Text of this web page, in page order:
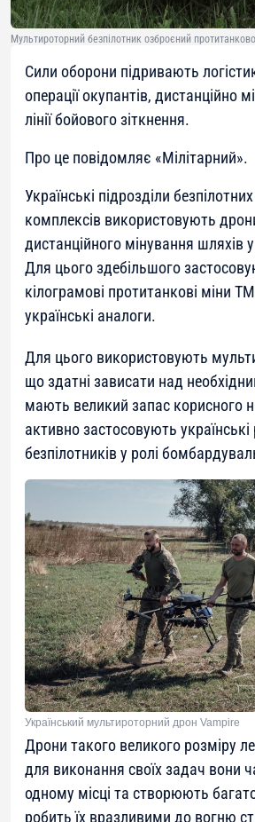
Мультироторний безпілотник озброєний
Сили оборони підривають
операції окупантів, дистанційно
лінії бойового зіткнення.
Про це повідомляє «Мілітарний».
Українські підрозділи
комплексів використовують
дистанційного мінування шляхів
Для цього здебільшого
кілограмові протитанкові міни
українські аналоги.
Для цього використовують
що здатні зависати над
мають великий запас корисного
активно застосовують
безпілотників у ролі
Український мультироторний дрон Vampire
Дрони такого великого розміру
для виконання своїх задач вони
одному місці та створюють
робить їх вразливими до вогню